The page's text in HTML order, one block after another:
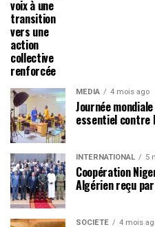
voix à une
transition
vers une
action
collective
renforcée
MÉDIA 4 mois ago
Journée
essentiel contre
INTERNATIONAL 5
Coopération
Algérien reçu
SOCIÉTÉ 4 mois